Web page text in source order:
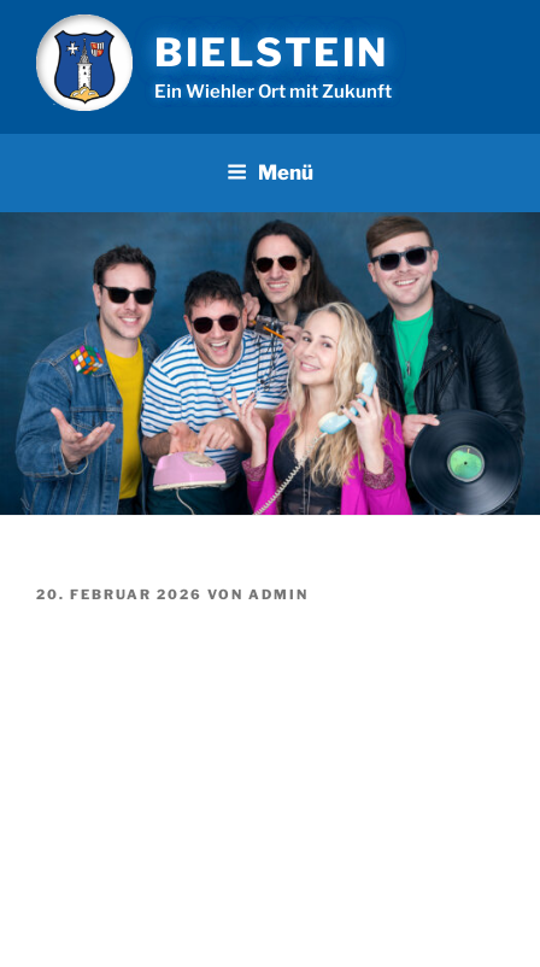
Inhalt
springen
BIELSTEIN
Ein Wiehler Ort mit Zukunft
Menü
VERÖFFENTLICHT
20. FEBRUAR 2026 VON ADMIN